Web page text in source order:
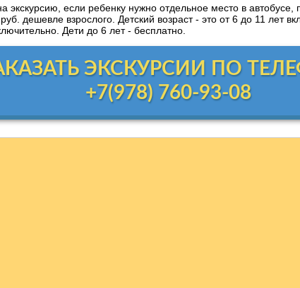
экскурсию, если ребенку нужно отдельное место в автобусе,
дешевле взрослого. Детский возраст - это от 6 до 11 лет
Дети до 6 лет - бесплатно.
ЭКСКУРСИИ ПО
+7(978) 760-93-08